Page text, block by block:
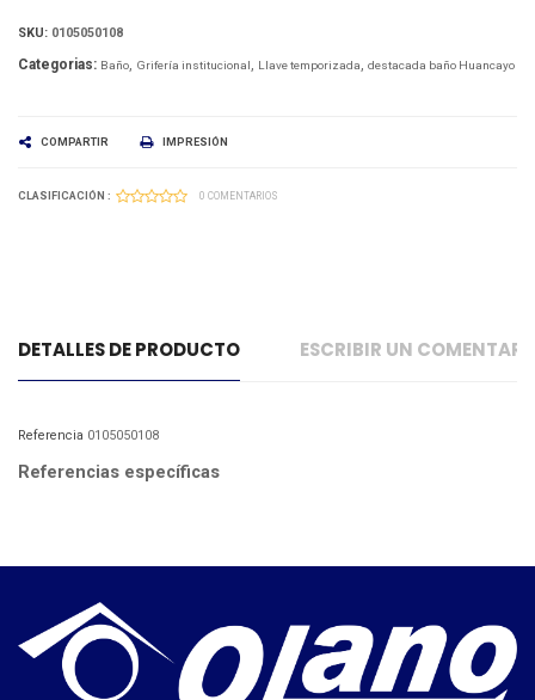
SKU: 0105050108
Categorias: Baño Grifería institucional Llave temporizada destacada baño Huancayo
COMPARTIR IMPRESIÓN
CLASIFICACIÓN : 0 COMENTARIOS
DETALLES DE PRODUCTO ESCRIBIR UN
Referencia 0105050108
Referencias específicas